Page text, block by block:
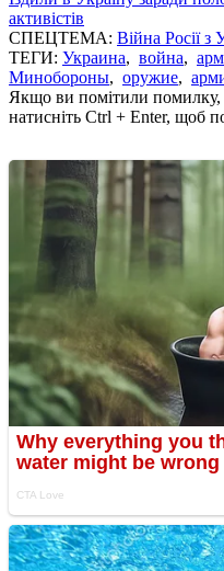
активістів
СПЕЦТЕМА: Війна Росії з
ТЕГИ: Украина, война,
Минобороны, оружие,
Якщо ви помітили помилку,
натисніть Ctrl + Enter, щоб